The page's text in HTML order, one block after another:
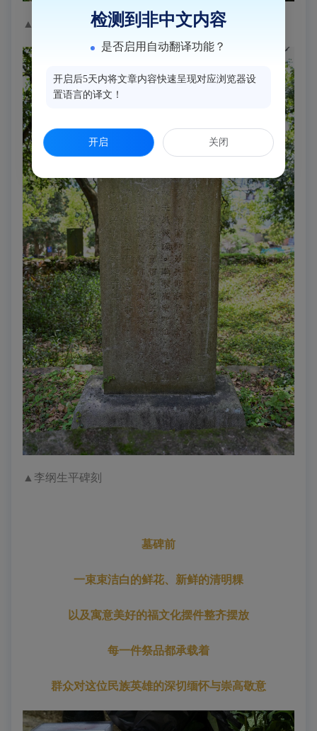
▲ 刻有“古社稷臣”的墓坊巍然矗立
▲ 李纲生平碑刻
墓碑前
一束束洁白的鲜花、新鲜的清明粿
以及寓意美好的福文化摆件整齐摆放
每一件祭品都承载着
群众对这位民族英雄的深切缅怀与崇高敬意
检测到非中文内容
是否启用自动翻译功能？
开启后5天内将文章内容快速呈现对应浏览器设
置语言的译文！
开启 关闭